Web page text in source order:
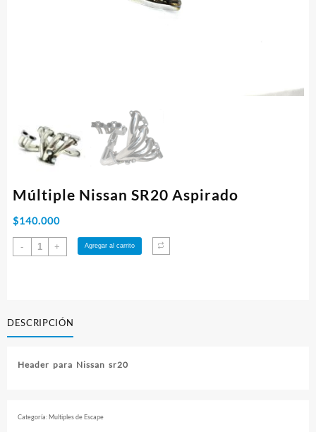
Múltiple Nissan SR20 Aspirado
$140.000
-
Múltiple
+ Agregar al carrito
DESCRIPCIÓN
Header para Nissan sr20
Categoría: Multiples de Escape